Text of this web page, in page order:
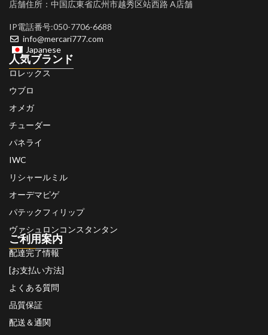
店舗住所：中国広東省広州市越秀区站西路 A店舗
IP電話番号:050-7706-6688
info@mercari777.com
Japanese
人気ブランド
ロレックス
ウブロ
オメガ
チューダー
パネライ
IWC
リシャールミル
オーデマピゲ
パテックフィリップ
ヴァシュロンコンスタンタン
ご利用案内
配達完了情報
[お支払い方法]
よくある質問
品質保証
配送＆通関